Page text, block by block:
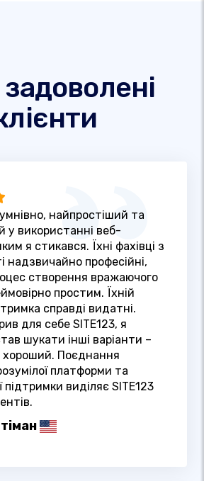
найпростіший та
у використанні веб-
я стикався. Їхні фахівці з
надзвичайно професійні,
створення вражаючого
простим. Їхній
справді видатні.
для себе SITE123, я
шукати інші варіанти –
хороший. Поєднання
платформи та
підтримки виділяє SITE123